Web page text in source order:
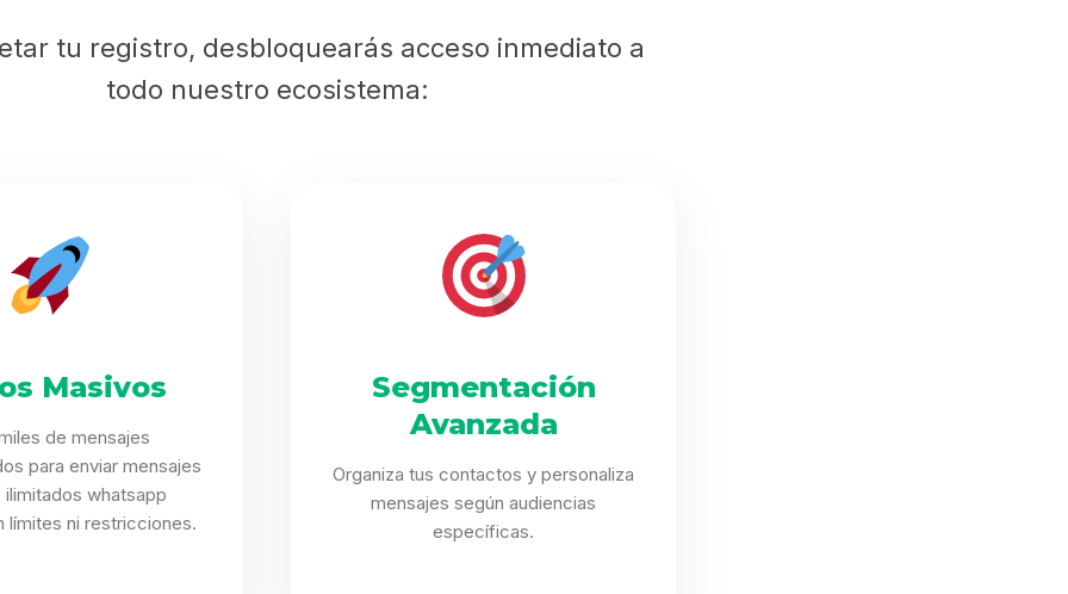
tu registro, desbloquearás acceso inmediato a
todo nuestro ecosistema:
Masivos
de mensajes
para enviar mensajes
ilimitados whatsapp
límites ni restricciones.
Segmentación
Avanzada
Organiza tus contactos y personaliza
mensajes según audiencias
específicas.